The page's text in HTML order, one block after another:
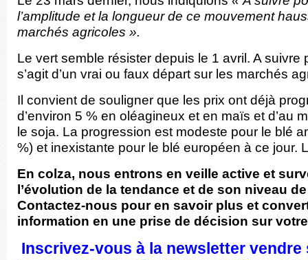
l’amplitude et la longueur de ce mouvement
marchés agricoles ».
Le vert semble résister depuis le 1 avril. A suivre
s’agit d’un vrai ou faux départ sur les marchés
Il convient de souligner que les prix ont déjà
d’environ 5 % en oléagineux et en maïs et d’au
le soja. La progression est modeste pour le blé
%) et inexistante pour le blé européen à ce jour.
En colza, nous entrons en veille active et
l’évolution de la tendance et de son niveau
Contactez-nous pour en savoir plus et
information en une prise de décision sur
Inscrivez-vous à la newsletter vendre